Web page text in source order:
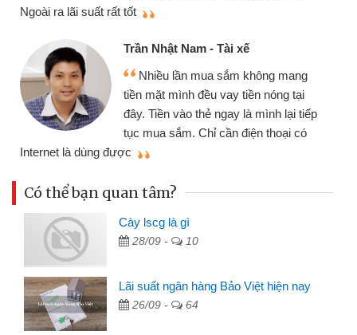
Ngoài ra lãi suất rất tốt
Trần Nhật Nam - Tài xế
Nhiều lần mua sắm không mang
tiền mặt mình đều vay tiền nóng tại
đây. Tiền vào thẻ ngay là mình lại tiếp
tục mua sắm. Chỉ cần điện thoại có
Internet là dùng được
Có thể bạn quan tâm?
Cày lscg là gì
28/09 - 10
Lãi suất ngân hàng Bảo Việt hiện nay
26/09 - 64